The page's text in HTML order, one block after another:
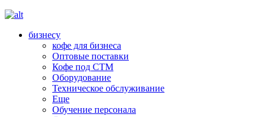
бизнесу
кофе для бизнеса
Оптовые поставки
Кофе под СТМ
Оборудование
Техническое обслуживание
Еще
Обучение персонала